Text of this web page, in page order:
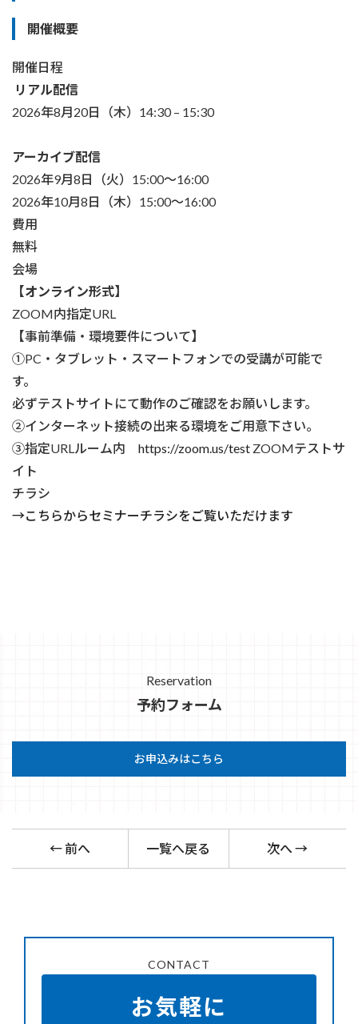
開催概要
開催日程
リアル配信
2026年8月20日（木）14:30 – 15:30
アーカイブ配信
2026年9月8日（火）15:00～16:00
2026年10月8日（木）15:00～16:00
費用
無料
会場
【オンライン形式】
ZOOM内指定URL
【事前準備・環境要件について】
①PC・タブレット・スマートフォンでの受講が可能で
す。
必ずテストサイトにて動作のご確認をお願いします。
②インターネット接続の出来る環境をご用意下さい。
③指定URLルーム内 https://zoom.us/test ZOOMテストサ
イト
チラシ
→こちらからセミナーチラシをご覧いただけます
Reservation
予約フォーム
お申込みはこちら
← 前へ 一覧へ戻る 次へ →
CONTACT
お気軽に